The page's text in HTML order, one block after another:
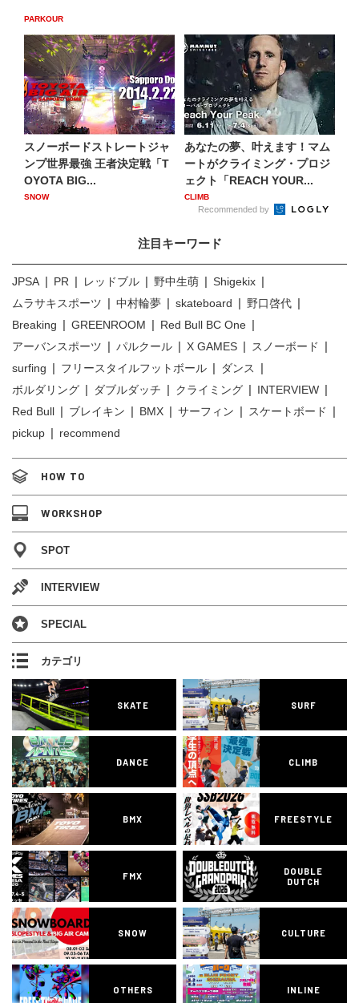
PARKOUR
スノーボードストレートジャ
ンプ世界最強 王者決定戦「T
OYOTA BIG...
SNOW
あなたの夢、叶えます！マム
ートがクライミング・プロジ
ェクト「REACH YOUR...
CLIMB
Recommended by
注目キーワード
JPSA PR レッドブル 野中生萌
Shigekix
ムラサキスポーツ
中村輪夢 skateboard
野口啓代
Breaking
GREENROOM
Red Bull BC One
アーバンスポーツ
パルクール X GAMES
スノーボード
surfing
フリースタイルフットボール
ダンス
ボルダリング
ダブルダッチ クライミング
INTERVIEW
Red Bull
ブレイキン BMX サーフィン
スケートボード
pickup
recommend
HOW TO
WORKSHOP
SPOT
INTERVIEW
SPECIAL
カテゴリ
SKATE SURF
DANCE CLIMB
BMX FREESTYLE
FMX
DOUBLE
DUTCH
SNOW CULTURE
OTHERS INLINE